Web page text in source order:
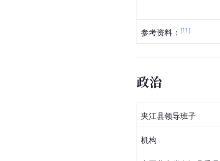
参考资料： [11 ]
政治
夹江县领导班子
机构